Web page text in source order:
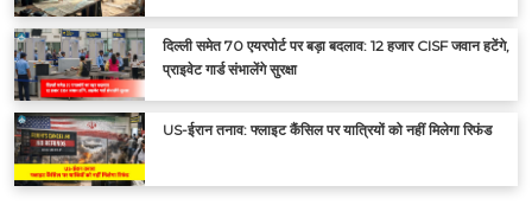
दिल्ली समेत 70 एयरपोर्ट पर बड़ा बदलाव: 12 हजार CISF जवान हटेंगे,
प्राइवेट गार्ड संभालेंगे सुरक्षा
US-ईरान तनाव: फ्लाइट कैंसिल पर यात्रियों को नहीं मिलेगा रिफंड